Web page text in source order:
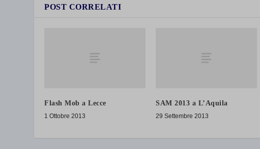
POST CORRELATI
Flash Mob a Lecce
1 Ottobre 2013
SAM 2013 a L’Aquila
29 Settembre 2013